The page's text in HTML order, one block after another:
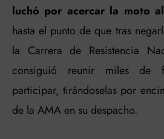
luchó por acercar la moto
hasta el punto de que tras
la Carrera de Resistencia
consiguió reunir miles de
participar, tirándoselas por
de la AMA en su despacho.